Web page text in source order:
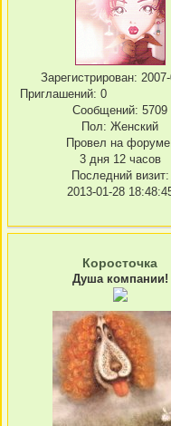
Зарегистрирован:
Приглашений: 0
Сообщений: 5709
Пол: Женский
Провел на
3 дня 12 часов
Последний визит:
2013-01-28
Коросточка
Душа компании!